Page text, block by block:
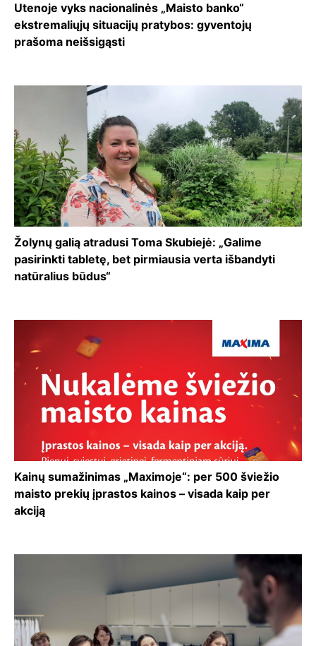
Utenoje vyks nacionalinės „Maisto banko“
ekstremaliųjų situacijų pratybos: gyventojų
prašoma neišsigąsti
Žolynų galią atradusi Toma Skubiejė: „Galime
pasirinkti tabletę, bet pirmiausia verta išbandyti
natūralius būdus“
Kainų sumažinimas „Maximoje“: per 500 šviežio
maisto prekių įprastos kainos – visada kaip per
akciją